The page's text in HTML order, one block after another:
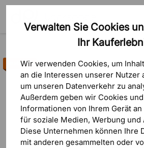
Verwalten Sie Cookies
Ihr
Wir verwenden Cookies, um
an die Interessen unserer Nutzer
um unseren Datenverkehr zu
Außerdem geben wir Cookies
Informationen von Ihrem Gerät
für soziale Medien, Werbung und
Diese Unternehmen können Ihre
mit anderen gesammelten oder
Schallabsorber Tischtrennwände
Bestseller